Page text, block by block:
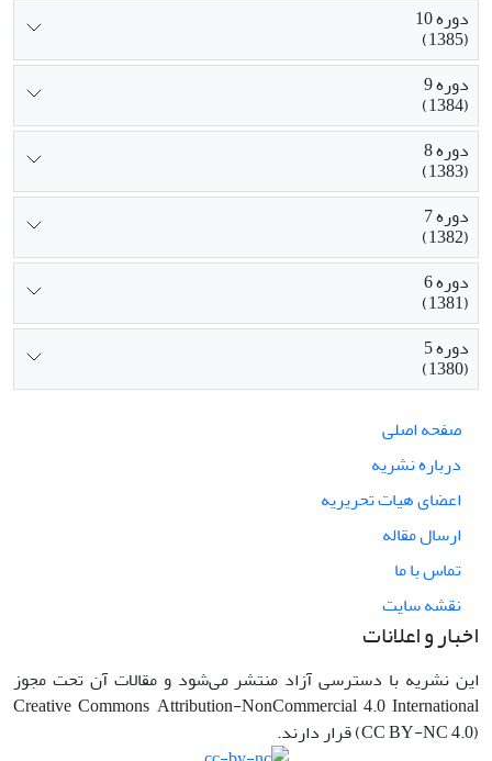
دوره 10
(1385)
دوره 9
(1384)
دوره 8
(1383)
دوره 7
(1382)
دوره 6
(1381)
دوره 5
(1380)
صفحه اصلی
درباره نشریه
اعضای هیات تحریریه
ارسال مقاله
تماس با ما
نقشه سایت
اخبار و اعلانات
این نشریه با دسترسی آزاد منتشر می‌شود و مقالات آن تحت مجوز
Creative Commons Attribution-NonCommercial 4.0 International
(CC BY-NC 4.0) قرار دارند.